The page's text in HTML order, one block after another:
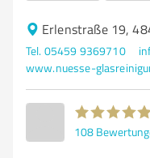
Erlenstraße 19,
Tel. 05459 9369710
www.nuesse-
108